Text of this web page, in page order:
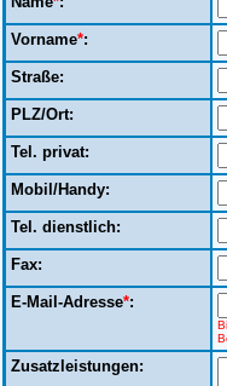
Vorname*:
Straße:
PLZ/Ort:
Tel. privat:
Mobil/Handy:
Tel. dienstlich:
Fax:
E-Mail-Adresse*:
Zusatzleistungen: